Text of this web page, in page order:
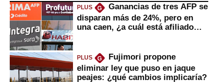
PLUS G
Ganancias de tres AFP se
disparan más de 24%, pero en
una caen, ¿a cuál está afiliado
PLUS G
Fujimori propone
eliminar ley que puso en jaque
peajes: ¿qué cambios implicaría?